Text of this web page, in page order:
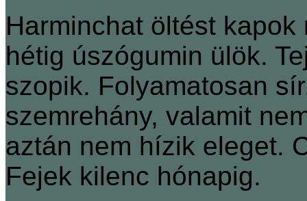
Harminchat öltést
hétig úszógumin ülök.
szopik. Folyamatosan
szemrehány, valamit
aztán nem hízik eleget.
Fejek kilenc hónapig.